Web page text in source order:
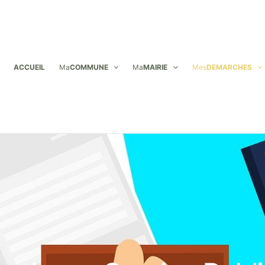
ACCUEIL MaCOMMUNE MaMAIRIE MesDEMARCHES